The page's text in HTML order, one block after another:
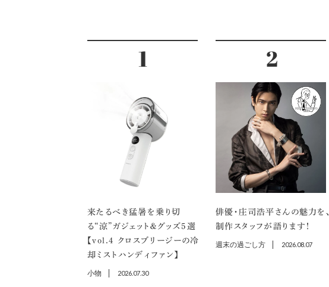
来たるべき猛暑を乗り切
る“涼”ガジェット＆グッズ5選
【vol.４ クロスブリージーの冷
却ミストハンディファン】
小物 2026.07.30
俳優・庄司浩平さんの魅力を、
制作スタッフが語ります！
週末の過ごし方 2026.08.07